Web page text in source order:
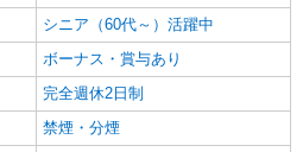
シニア（60代～）活躍中
ボーナス・賞与あり
完全週休2日制
禁煙・分煙